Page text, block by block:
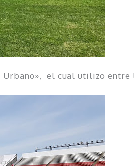
el cual utilizo entre